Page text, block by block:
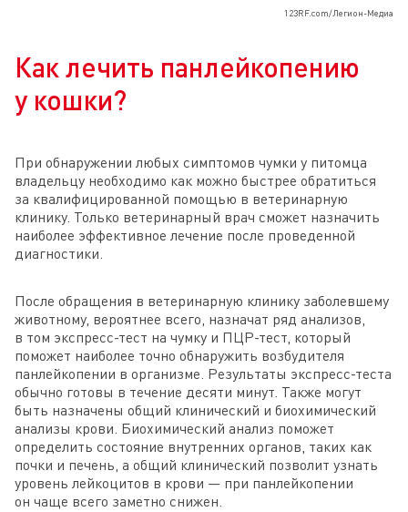
123RF.com/Легион-Медиа
Как лечить панлейкопению
у кошки?
При обнаружении любых симптомов чумки у питомца
владельцу необходимо как можно быстрее обратиться
за квалифицированной помощью в ветеринарную
клинику. Только ветеринарный врач сможет назначить
наиболее эффективное лечение после проведенной
диагностики.
После обращения в ветеринарную клинику заболевшему
животному, вероятнее всего, назначат ряд анализов,
в том экспресс-тест на чумку и ПЦР-тест, который
поможет наиболее точно обнаружить возбудителя
панлейкопении в организме. Результаты экспресс-теста
обычно готовы в течение десяти минут. Также могут
быть назначены общий клинический и биохимический
анализы крови. Биохимический анализ поможет
определить состояние внутренних органов, таких как
почки и печень, а общий клинический позволит узнать
уровень лейкоцитов в крови — при панлейкопении
он чаще всего заметно снижен.